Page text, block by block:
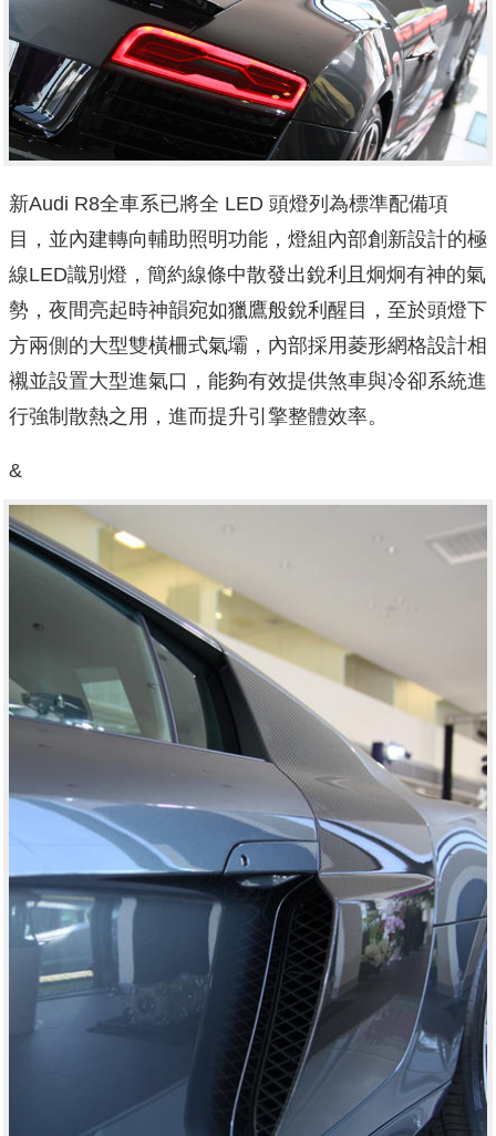
新Audi R8全車系已將全 LED 頭燈列為標準配備項
目，並內建轉向輔助照明功能，燈組內部創新設計的極
線LED識別燈，簡約線條中散發出銳利且炯炯有神的氣
勢，夜間亮起時神韻宛如獵鷹般銳利醒目，至於頭燈下
方兩側的大型雙橫柵式氣壩，內部採用菱形網格設計相
襯並設置大型進氣口，能夠有效提供煞車與冷卻系統進
行強制散熱之用，進而提升引擎整體效率。
&